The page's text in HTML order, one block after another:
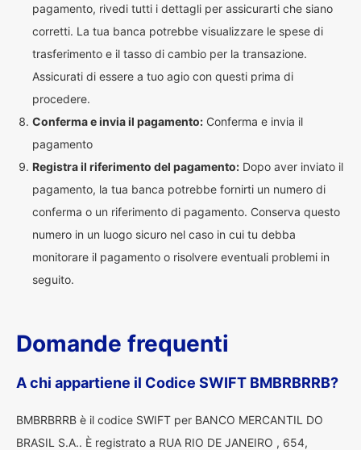
pagamento, rivedi tutti i dettagli per assicurarti che siano
corretti. La tua banca potrebbe visualizzare le spese di
trasferimento e il tasso di cambio per la transazione.
Assicurati di essere a tuo agio con questi prima di
procedere.
Conferma e invia il pagamento: Conferma e invia il
pagamento
Registra il riferimento del pagamento: Dopo aver inviato il
pagamento, la tua banca potrebbe fornirti un numero di
conferma o un riferimento di pagamento. Conserva questo
numero in un luogo sicuro nel caso in cui tu debba
monitorare il pagamento o risolvere eventuali problemi in
seguito.
Domande frequenti
A chi appartiene il Codice SWIFT BMBRBRRB?
BMBRBRRB è il codice SWIFT per BANCO MERCANTIL DO
BRASIL S.A.. È registrato a RUA RIO DE JANEIRO , 654,